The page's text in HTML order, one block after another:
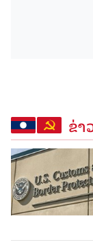
ຂ່າ